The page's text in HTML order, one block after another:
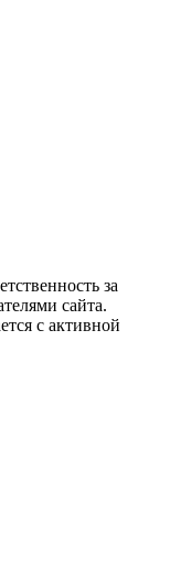
за
сайта.
с активной